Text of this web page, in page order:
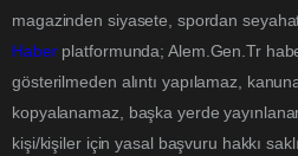
magazinden siyasete, spordan
Haberplatformunda; Alem.Gen.Tr
gösterilmeden alıntı yapılamaz,
kopyalanamaz, başka yerde
kişi/kişiler için yasal başvuru hakkı